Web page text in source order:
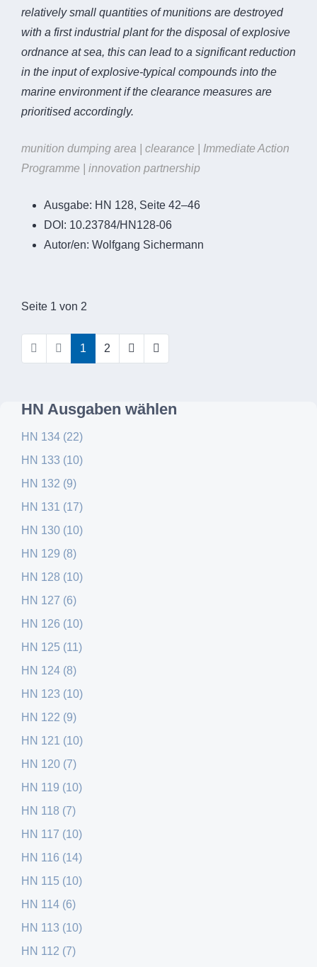
HN Ausgaben wählen
HN 134 (22)
HN 133 (10)
HN 132 (9)
HN 131 (17)
HN 130 (10)
HN 129 (8)
HN 128 (10)
HN 127 (6)
HN 126 (10)
HN 125 (11)
HN 124 (8)
HN 123 (10)
HN 122 (9)
HN 121 (10)
HN 120 (7)
HN 119 (10)
HN 118 (7)
HN 117 (10)
HN 116 (14)
HN 115 (10)
HN 114 (6)
HN 113 (10)
HN 112 (7)
relatively small quantities of munitions are destroyed
with a first industrial plant for the disposal of explosive
ordnance at sea, this can lead to a significant reduction
in the input of explosive-typical compounds into the
marine environment if the clearance measures are
prioritised accordingly.
munition dumping area | clearance | Immediate Action
Programme | innovation partnership
Ausgabe: HN 128, Seite 42–46
DOI: 10.23784/HN128-06
Autor/en: Wolfgang Sichermann
Seite 1 von 2
1 2